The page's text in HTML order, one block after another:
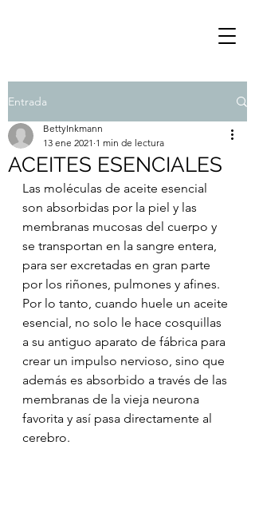
Entrada
ACEITES ESENCIALES
BettyInkmann
13 ene 2021 1 min de lectura
Las moléculas de aceite esencial
son absorbidas por la piel y las
membranas mucosas del cuerpo y
se transportan en la sangre entera,
para ser excretadas en gran parte
por los riñones, pulmones y afines.
Por lo tanto, cuando huele un aceite
esencial, no solo le hace cosquillas
a su antiguo aparato de fábrica para
crear un impulso nervioso, sino que
además es absorbido a través de las
membranas de la vieja neurona
favorita y así pasa directamente al
cerebro.